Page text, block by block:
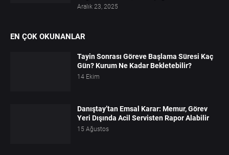
Aralık 23, 2025
EN ÇOK OKUNANLAR
Tayin Sonrası Göreve Başlama Süresi Kaç
Gün? Kurum Ne Kadar Bekletebilir?
14 Ekim
Danıştay’tan Emsal Karar: Memur, Görev
Yeri Dışında Acil Servisten Rapor Alabilir
15 Ağustos